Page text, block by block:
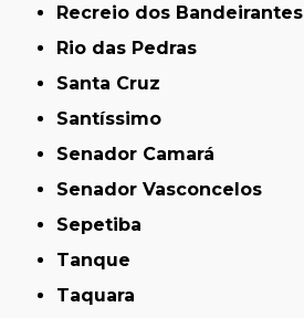
Recreio dos Bandeirantes
Rio das Pedras
Santa Cruz
Santíssimo
Senador Camará
Senador Vasconcelos
Sepetiba
Tanque
Taquara